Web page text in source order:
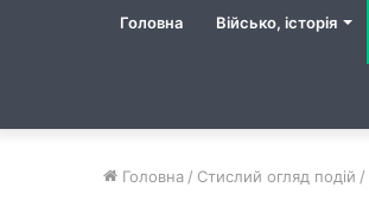
Головна Військо, історія
Головна / Стислий огляд подій /